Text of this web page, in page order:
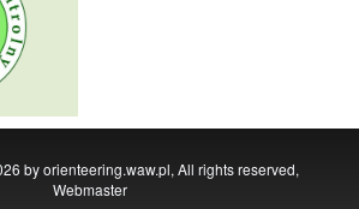
by orienteering.waw.pl, All rights reserved,
Webmaster